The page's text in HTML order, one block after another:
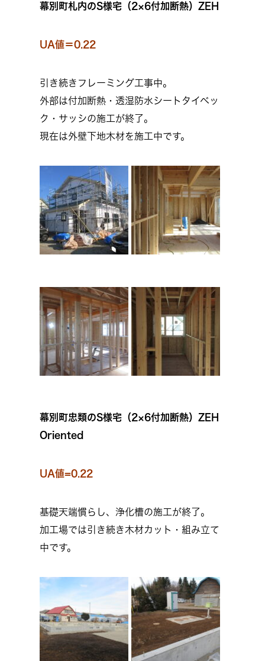
幕別町札内のS様宅（2×6付加断熱）ZEH
UA値＝0.22
引き続きフレーミング工事中。
外部は付加断熱・透湿防水シートタイベッ
ク・サッシの施工が終了。
現在は外壁下地木材を施工中です。
幕別町忠類のS様宅（2×6付加断熱）ZEH
Oriented
UA値=0.22
基礎天端慣らし、浄化槽の施工が終了。
加工場では引き続き木材カット・組み立て
中です。